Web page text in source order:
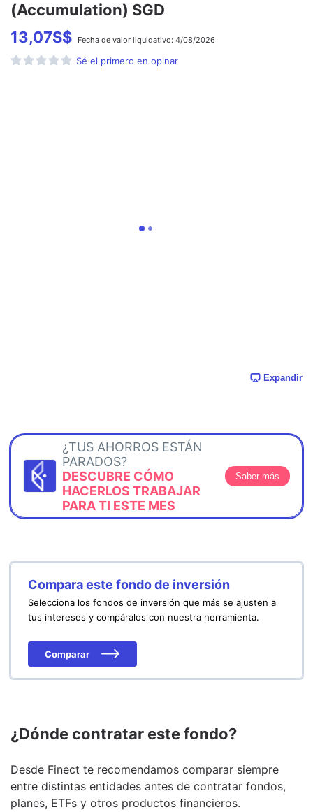
(Accumulation) SGD
13,07S$ Fecha de valor liquidativo: 4/08/2026
Sé el primero en opinar
Expandir
¿TUS AHORROS ESTÁN
PARADOS?
DESCUBRE CÓMO
HACERLOS TRABAJAR
PARA TI ESTE MES
Saber más
Compara este fondo de inversión
Selecciona los fondos de inversión que más se ajusten a
tus intereses y compáralos con nuestra herramienta.
Comparar
¿Dónde contratar este fondo?
Desde Finect te recomendamos comparar siempre
entre distintas entidades antes de contratar fondos,
planes, ETFs y otros productos financieros.